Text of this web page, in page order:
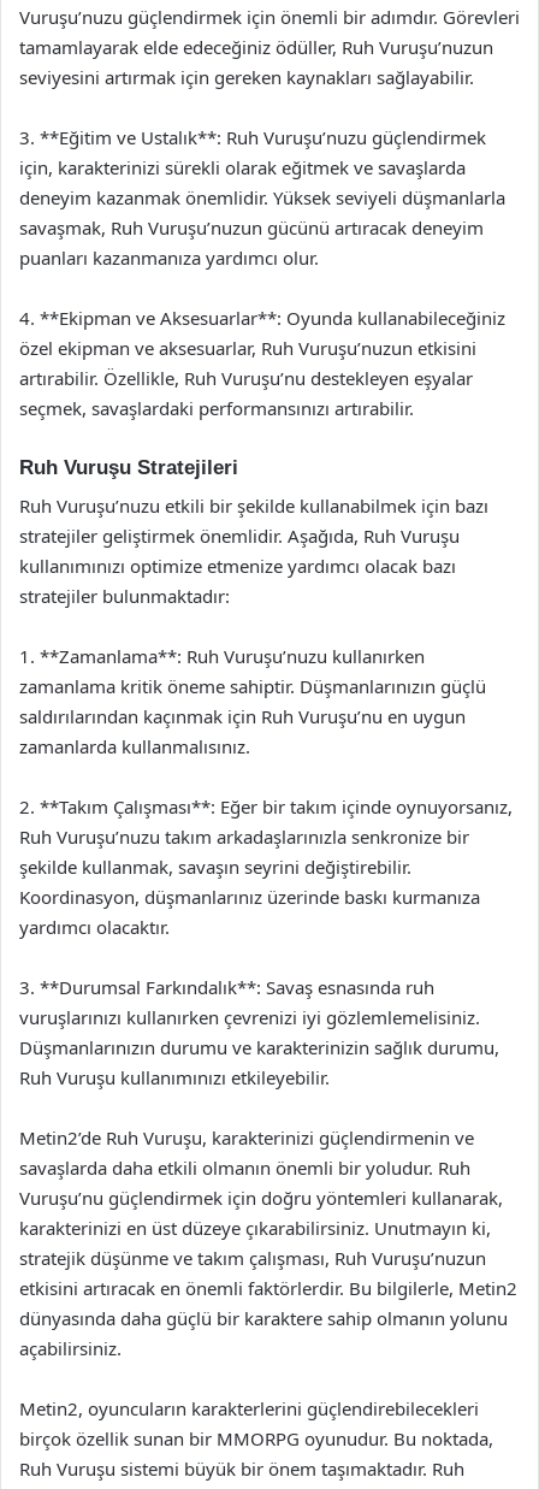
Vuruşu’nuzu güçlendirmek için önemli bir adımdır. Görevleri
tamamlayarak elde edeceğiniz ödüller, Ruh Vuruşu’nuzun
seviyesini artırmak için gereken kaynakları sağlayabilir.
3. **Eğitim ve Ustalık**: Ruh Vuruşu’nuzu güçlendirmek
için, karakterinizi sürekli olarak eğitmek ve savaşlarda
deneyim kazanmak önemlidir. Yüksek seviyeli düşmanlarla
savaşmak, Ruh Vuruşu’nuzun gücünü artıracak deneyim
puanları kazanmanıza yardımcı olur.
4. **Ekipman ve Aksesuarlar**: Oyunda kullanabileceğiniz
özel ekipman ve aksesuarlar, Ruh Vuruşu’nuzun etkisini
artırabilir. Özellikle, Ruh Vuruşu’nu destekleyen eşyalar
seçmek, savaşlardaki performansınızı artırabilir.
Ruh Vuruşu Stratejileri
Ruh Vuruşu’nuzu etkili bir şekilde kullanabilmek için bazı
stratejiler geliştirmek önemlidir. Aşağıda, Ruh Vuruşu
kullanımınızı optimize etmenize yardımcı olacak bazı
stratejiler bulunmaktadır:
1. **Zamanlama**: Ruh Vuruşu’nuzu kullanırken
zamanlama kritik öneme sahiptir. Düşmanlarınızın güçlü
saldırılarından kaçınmak için Ruh Vuruşu’nu en uygun
zamanlarda kullanmalısınız.
2. **Takım Çalışması**: Eğer bir takım içinde oynuyorsanız,
Ruh Vuruşu’nuzu takım arkadaşlarınızla senkronize bir
şekilde kullanmak, savaşın seyrini değiştirebilir.
Koordinasyon, düşmanlarınız üzerinde baskı kurmanıza
yardımcı olacaktır.
3. **Durumsal Farkındalık**: Savaş esnasında ruh
vuruşlarınızı kullanırken çevrenizi iyi gözlemlemelisiniz.
Düşmanlarınızın durumu ve karakterinizin sağlık durumu,
Ruh Vuruşu kullanımınızı etkileyebilir.
Metin2’de Ruh Vuruşu, karakterinizi güçlendirmenin ve
savaşlarda daha etkili olmanın önemli bir yoludur. Ruh
Vuruşu’nu güçlendirmek için doğru yöntemleri kullanarak,
karakterinizi en üst düzeye çıkarabilirsiniz. Unutmayın ki,
stratejik düşünme ve takım çalışması, Ruh Vuruşu’nuzun
etkisini artıracak en önemli faktörlerdir. Bu bilgilerle, Metin2
dünyasında daha güçlü bir karaktere sahip olmanın yolunu
açabilirsiniz.
Metin2, oyuncuların karakterlerini güçlendirebilecekleri
birçok özellik sunan bir MMORPG oyunudur. Bu noktada,
Ruh Vuruşu sistemi büyük bir önem taşımaktadır. Ruh